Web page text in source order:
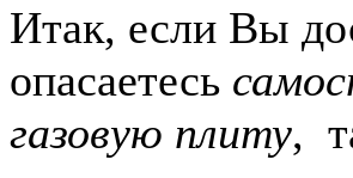
Итак, если Вы
опасаетесь
газовую плиту,